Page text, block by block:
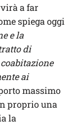
a far
spiega oggi
e la
di
ai
massimo
proprio una
la